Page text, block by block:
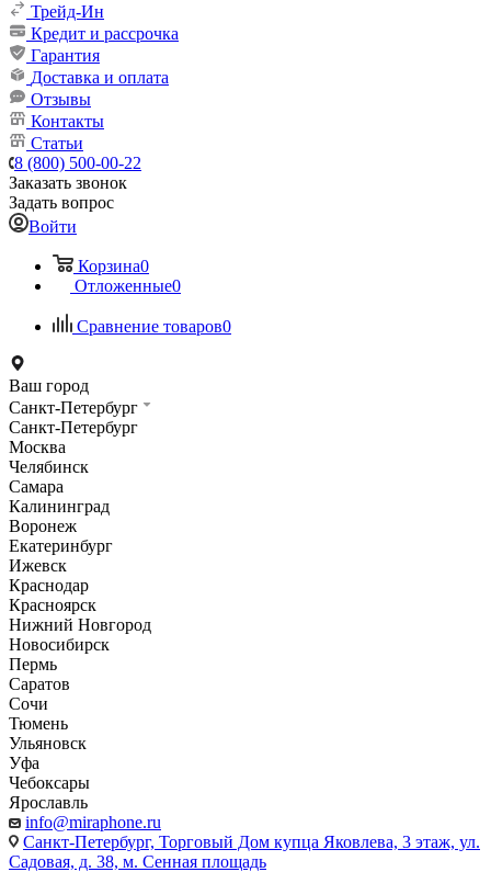
Трейд-Ин
Кредит и рассрочка
Гарантия
Доставка и оплата
Отзывы
Контакты
Статьи
8 (800) 500-00-22
Заказать звонок
Задать вопрос
Войти
Корзина0
Отложенные0
Сравнение товаров0
Ваш город
Санкт-Петербург
Санкт-Петербург
Москва
Челябинск
Самара
Калининград
Воронеж
Екатеринбург
Ижевск
Краснодар
Красноярск
Нижний Новгород
Новосибирск
Пермь
Саратов
Сочи
Тюмень
Ульяновск
Уфа
Чебоксары
Ярославль
info@miraphone.ru
Санкт-Петербург, Торговый Дом купца Яковлева, 3 этаж, ул.
Садовая, д. 38, м. Сенная площадь